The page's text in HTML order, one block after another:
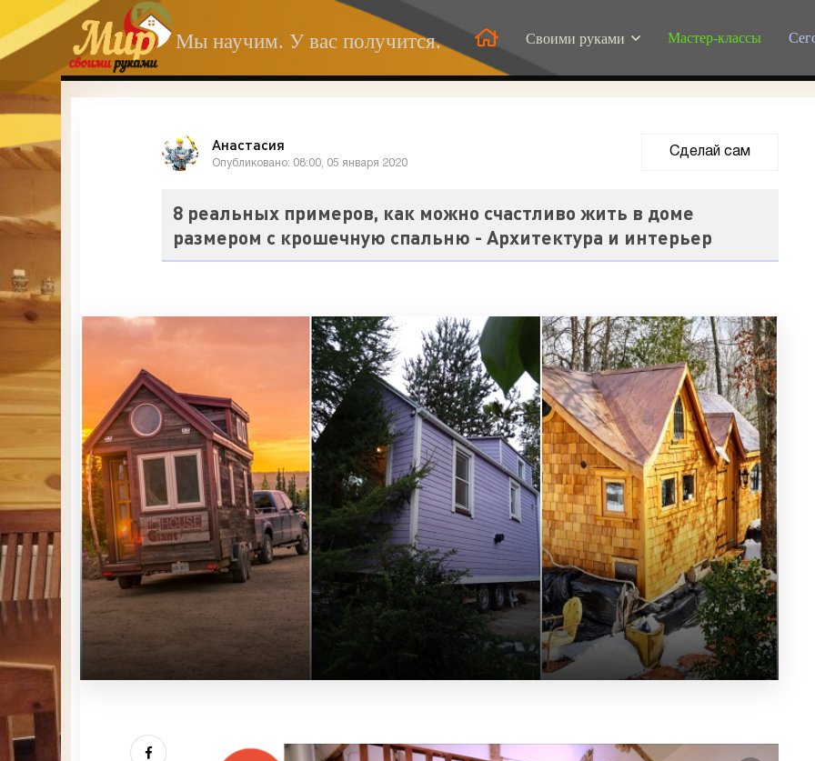
Мы научим. У вас получится. Своими руками Мастер-классы
Анастасия
Опубликовано: 08:00, 05 января 2020
Сделай сам
8 реальных примеров, как можно счастливо жить в доме
размером с крошечную спальню - Архитектура и интерьер